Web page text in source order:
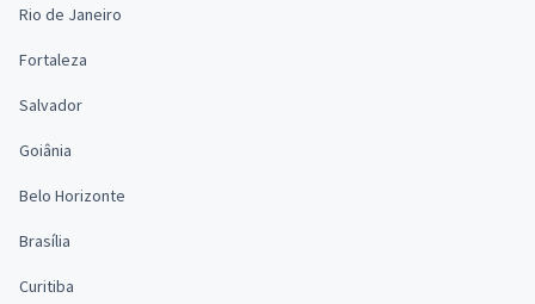
Rio de Janeiro
Fortaleza
Salvador
Goiânia
Belo Horizonte
Brasília
Curitiba